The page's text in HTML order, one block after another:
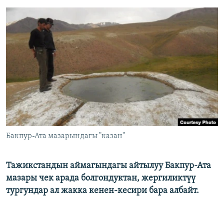
ЭЖЕ-СИҢДИЛЕР
АЗАТТЫК+
ЫҢГАЙСЫЗ СУРООЛОР
ОНЛАЙН ШЕРИНЕ
ЭЕ/АРнун бардык сайттары
Бакпур-Ата мазарындагы "казан"
Тажикстандын аймагындагы айтылуу Бакпур-Ата
мазары чек арада болгондуктан, жергиликтүү
тургундар ал жакка кенен-кесири бара албайт.